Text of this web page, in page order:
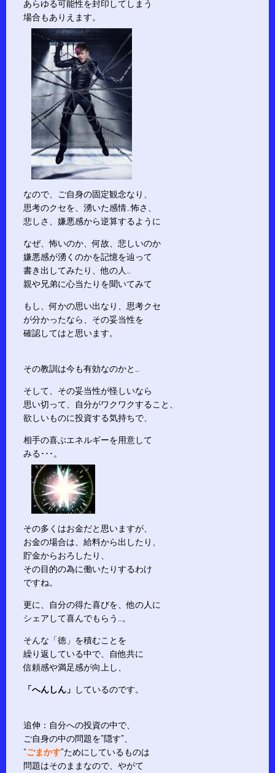
あらゆる可能性を封印してしまう
場合もありえます。
なので、ご自身の固定観念なり、
思考のクセを、湧いた感情…怖さ、
悲しさ、嫌悪感から逆算するように
なぜ、怖いのか、何故、悲しいのか
嫌悪感が湧くのかを記憶を辿って
書き出してみたり、他の人…
親や兄弟に心当たりを聞いてみて
もし、何かの思い出なり、思考クセ
が分かったなら、その妥当性を
確認してはと思います。
その教訓は今も有効なのかと…
そして、その妥当性が怪しいなら
思い切って、自分がワクワクすること、
欲しいものに投資する気持ちで、
相手の喜ぶエネルギーを用意して
みる･･･。
その多くはお金だと思いますが、
お金の場合は、給料から出したり、
貯金からおろしたり、
その目的の為に働いたりするわけ
ですね。
更に、自分の得た喜びを、他の人に
シェアして喜んでもらう…。
そんな「徳」を積むことを
繰り返している中で、自他共に
信頼感や満足感が向上し、
「へんしん」 しているのです。
追伸：自分への投資の中で、
ご自身の中の問題を”隠す”、
“ごまかす”ためにしているものは
問題はそのままなので、やがて